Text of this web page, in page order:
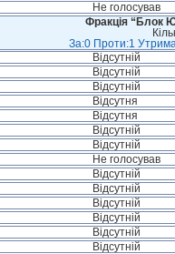
Не голосував
Фракція “Блок
За:0 Проти:1
Відсутній
Відсутній
Відсутній
Відсутня
Відсутня
Відсутній
Відсутній
Не голосував
Відсутній
Відсутній
Відсутній
Відсутній
Відсутній
Відсутній